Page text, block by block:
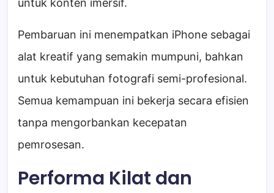
untuk konten imersif.
Pembaruan ini menempatkan iPhone sebagai
alat kreatif yang semakin mumpuni, bahkan
untuk kebutuhan fotografi semi-profesional.
Semua kemampuan ini bekerja secara efisien
tanpa mengorbankan kecepatan
pemrosesan.
Performa Kilat dan